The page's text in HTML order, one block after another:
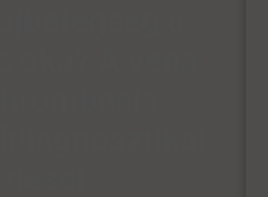
a
A vena